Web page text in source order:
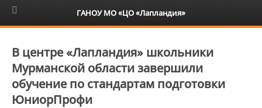
6+
В центре «Лапландия» школьники
Мурманской области завершили
обучение по стандартам подготовки
ЮниорПрофи
ГАНОУ МО «ЦО «Лапландия»